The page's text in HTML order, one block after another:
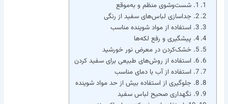
1. شست‌وشوی منظم و به‌موقع
2. جداسازی لباس‌های سفید از رنگی
3. استفاده از مواد شوینده مناسب
4. پیشگیری و رفع لکه‌ها
5. خشک‌کردن در معرض نور خورشید
6. استفاده از روش‌های طبیعی برای سفید کردن
7. استفاده از آب با دمای مناسب
8. جلوگیری از استفاده بیش از حد مواد شوینده
9. نگهداری صحیح لباس سفید